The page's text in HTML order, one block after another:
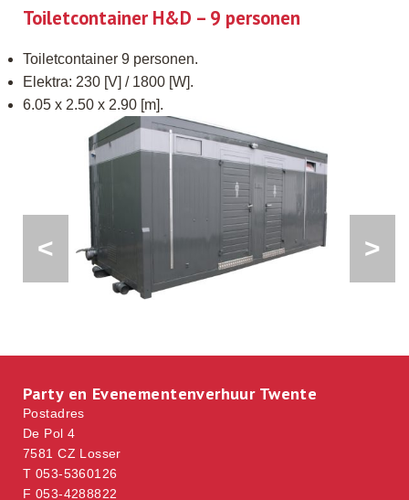
Toiletcontainer H&D – 9 personen
Toiletcontainer 9 personen.
Elektra: 230 [V] / 1800 [W].
6.05 x 2.50 x 2.90 [m].
< >
Party en Evenementenverhuur Twente
Postadres
De Pol 4
7581 CZ Losser
T 053-5360126
F 053-4288822